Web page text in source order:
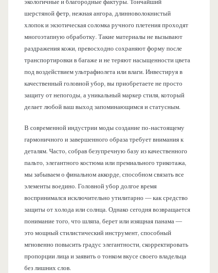
экологичные и благородные фактуры. Тончайший
шерстяной фетр, нежная ангора, длинноволокнистый
хлопок и экзотическая соломка ручного плетения проходят
многоэтапную обработку. Такие материалы не вызывают
раздражения кожи, превосходно сохраняют форму после
транспортировки в багаже и не теряют насыщенности цвета
под воздействием ультрафиолета или влаги. Инвестируя в
качественный головной убор, вы приобретаете не просто
защиту от непогоды, а уникальный маркер стиля, который
делает любой ваш выход запоминающимся и статусным.
В современной индустрии моды создание по-настоящему
гармоничного и завершенного образа требует внимания к
деталям. Часто, собрав безупречную базу из качественного
пальто, элегантного костюма или премиального трикотажа,
мы забываем о финальном аккорде, способном связать все
элементы воедино. Головной убор долгое время
воспринимался исключительно утилитарно — как средство
защиты от холода или солнца. Однако сегодня возвращается
понимание того, что шляпа, берет или изящная панама —
это мощный стилистический инструмент, способный
мгновенно повысить градус элегантности, скорректировать
пропорции лица и заявить о тонком вкусе своего владельца
без лишних слов.